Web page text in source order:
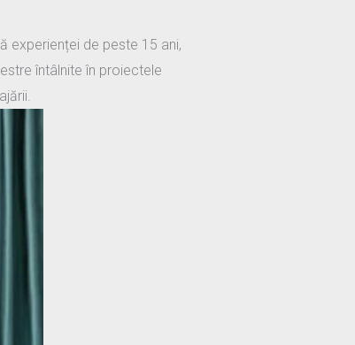
experienței de peste 15 ani,
întâlnite în proiectele